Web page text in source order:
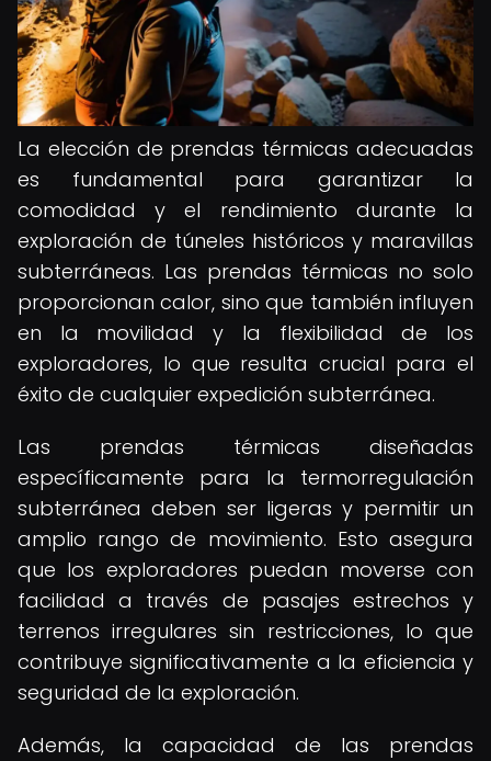
La elección de prendas térmicas adecuadas
es fundamental para garantizar la
comodidad y el rendimiento durante la
exploración de túneles históricos y maravillas
subterráneas. Las prendas térmicas no solo
proporcionan calor, sino que también influyen
en la movilidad y la flexibilidad de los
exploradores, lo que resulta crucial para el
éxito de cualquier expedición subterránea.
Las prendas térmicas diseñadas
específicamente para la termorregulación
subterránea deben ser ligeras y permitir un
amplio rango de movimiento. Esto asegura
que los exploradores puedan moverse con
facilidad a través de pasajes estrechos y
terrenos irregulares sin restricciones, lo que
contribuye significativamente a la eficiencia y
seguridad de la exploración.
Además, la capacidad de las prendas